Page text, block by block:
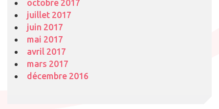
octobre 2017
juillet 2017
juin 2017
mai 2017
avril 2017
mars 2017
décembre 2016